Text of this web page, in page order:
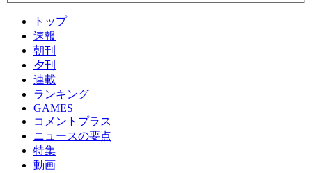
トップ
速報
朝刊
夕刊
連載
ランキング
GAMES
コメントプラス
ニュースの要点
特集
動画